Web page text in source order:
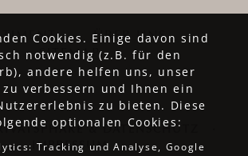
ÜBER UNS
SITEMAP
& DATENSCHUTZ
IMPRESSUM
Cookies. Einige davon sind
notwendig (z.B. für den
andere helfen uns, unser
zu verbessern und Ihnen ein
zu bieten. Diese
optionalen Cookies:
Tracking und Analyse, Google